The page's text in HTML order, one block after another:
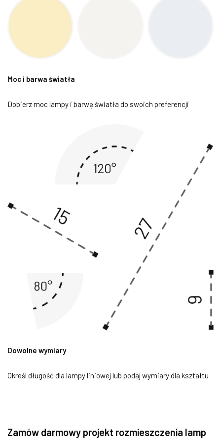
Moc i barwa światła
Dobierz moc lampy i barwę światła do swoich preferencji
Dowolne wymiary
Określ długość dla lampy liniowej lub podaj wymiary dla kształtu
Zamów darmowy projekt rozmieszczenia lamp